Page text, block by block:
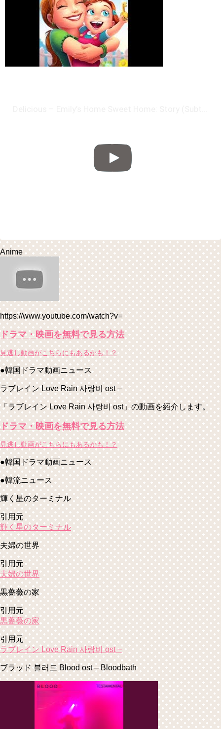
Anime
https://www.youtube.com/watch?v=
ドラマ・映画を無料で見る方法
見逃し動画がこちらにもあるかも！？
●韓国ドラマ動画ニュース
ラブレイン Love Rain 사랑비 ost –
「ラブレイン Love Rain 사랑비 ost」の動画を紹介します。
ドラマ・映画を無料で見る方法
見逃し動画がこちらにもあるかも！？
●韓国ドラマ動画ニュース
●韓流ニュース
輝く星のターミナル
引用元
輝く星のターミナル
夫婦の世界
引用元
夫婦の世界
黒薔薇の家
引用元
黒薔薇の家
引用元
ラブレイン Love Rain 사랑비 ost –
ブラッド 블러드 Blood ost – Bloodbath